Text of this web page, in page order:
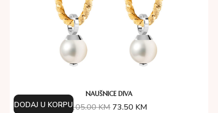
NAUŠNICE DIVA
105.00KM 73.50 KM
DODAJ U KORPU